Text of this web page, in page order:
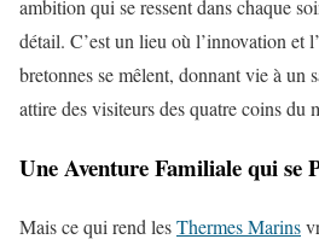
ambition qui se ressent dans chaque
détail. C’est un lieu où l’innovation et
bretonnes se mêlent, donnant vie à un
attire des visiteurs des quatre coins du
Une Aventure Familiale qui se
Mais ce qui rend lesThermes Marins